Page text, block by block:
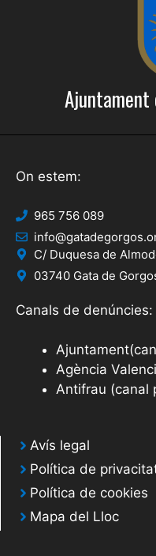
Ajuntament
On estem:
965 756 089
C/ Duquesa de
03740 Gata de
Canals de denúncies:
Agència
Antifrau (canal
Avís legal
Política de
Política de cookies
Mapa del Lloc